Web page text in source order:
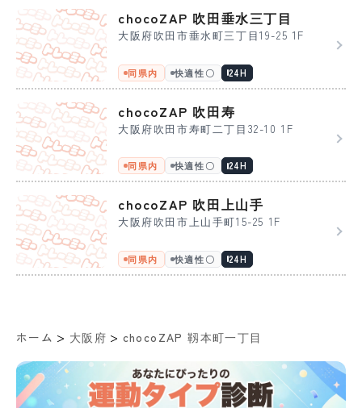
chocoZAP 吹田垂水三丁目
大阪府吹田市垂水町三丁目19-25 1F
同県内 快適性〇 24H
chocoZAP 吹田寿
大阪府吹田市寿町二丁目32-10 1F
同県内 快適性〇 24H
chocoZAP 吹田上山手
大阪府吹田市上山手町15-25 1F
同県内 快適性〇 24H
ホーム > 大阪府 > chocoZAP 靱本町一丁目